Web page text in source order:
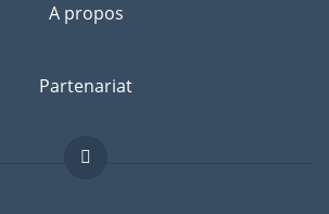
A propos
Partenariat